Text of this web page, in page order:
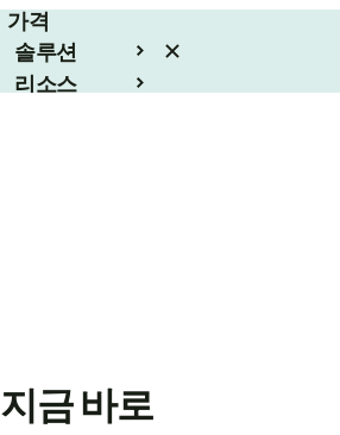
가격
솔루션
리소스
지금 바로